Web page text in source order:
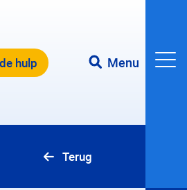
hulp Menu
Terug